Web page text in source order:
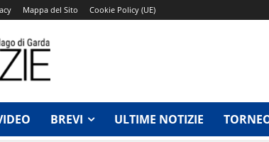
Mappa del Sito Cookie Policy (UE)
BREVI ULTIME NOTIZIE